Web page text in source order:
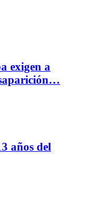
exigen a
años del